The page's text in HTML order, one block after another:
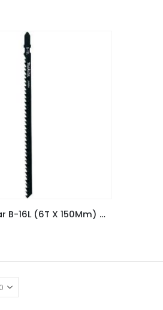
Hoja De Calar B-16L (6T X 150Mm) Madera, Plastico